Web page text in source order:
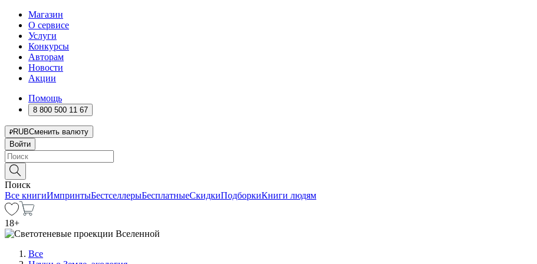
Магазин
О сервисе
Услуги
Конкурсы
Авторам
Новости
Акции
Помощь
8 800 500 11 67
RUBСменить валюту
Войти
Поиск
Все книгиИмпринтыБестселлерыБесплатныеСкидкиПодборкиКниги людям
18+
Все